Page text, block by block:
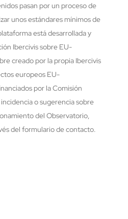
pasan por un proceso de
unos estándares mínimos de
está desarrollada y
Ibercivis sobre EU-
creado por la propia Ibercivis
europeos EU-
por la Comisión
o sugerencia sobre
del Observatorio,
del formulario de contacto.